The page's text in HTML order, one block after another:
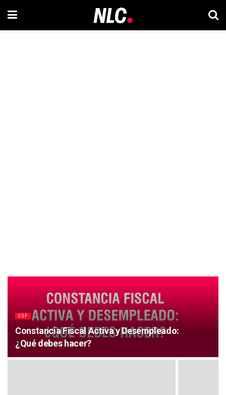
CSF
Constancia Fiscal Activa y Desempleado:
¿Qué debes hacer?